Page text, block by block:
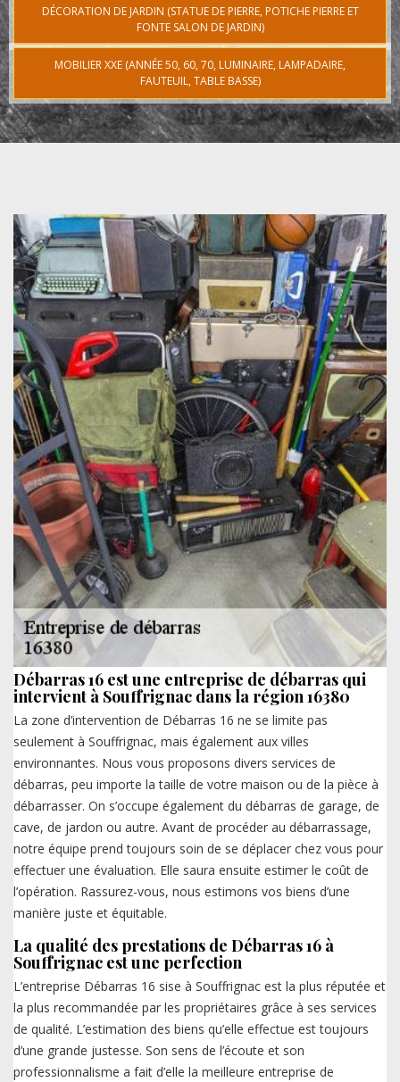
DÉCORATION DE JARDIN (STATUE DE PIERRE, POTICHE PIERRE ET
FONTE SALON DE JARDIN)
MOBILIER XXE (ANNÉE 50, 60, 70, LUMINAIRE, LAMPADAIRE,
FAUTEUIL, TABLE BASSE)
Débarras 16 est une entreprise de débarras qui
intervient à Souffrignac dans la région 16380
La zone d’intervention de Débarras 16 ne se limite pas
seulement à Souffrignac, mais également aux villes
environnantes. Nous vous proposons divers services de
débarras, peu importe la taille de votre maison ou de la pièce à
débarrasser. On s’occupe également du débarras de garage, de
cave, de jardon ou autre. Avant de procéder au débarrassage,
notre équipe prend toujours soin de se déplacer chez vous pour
effectuer une évaluation. Elle saura ensuite estimer le coût de
l’opération. Rassurez-vous, nous estimons vos biens d’une
manière juste et équitable.
La qualité des prestations de Débarras 16 à
Souffrignac est une perfection
L’entreprise Débarras 16 sise à Souffrignac est la plus réputée et
la plus recommandée par les propriétaires grâce à ses services
de qualité. L’estimation des biens qu’elle effectue est toujours
d’une grande justesse. Son sens de l’écoute et son
professionnalisme a fait d’elle la meilleure entreprise de